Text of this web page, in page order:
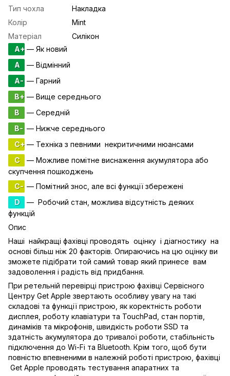
Тип чохла
Накладка
Колір
Mint
Матеріал
Силікон
A+— Як новий
A
— Відмінний
A- — Гарний
B+ — Вище середнього
B
— Середній
B- — Нижче середнього
C+— Техніка з певними некритичними нюансами
C
— Можливе помітне виснаження акумулятора або
скупчення пошкоджень
C- — Помітний знос, але всі функції збережені
D
— Робочий стан, можлива відсутність деяких
функцій
Опис
Наші найкращі фахівці проводять оцінку і діагностику на
основі більш ніж 20 факторів. Опираючись на цю оцінку ви
зможете підібрати той самий товар який принесе вам
задоволення і радість від придбання.
При ретельній перевірці пристрою фахівці Сервісного
Центру Get Apple звертають особливу увагу на такі
складові та функції пристрою, як коректність роботи
дисплея, роботу клавіатури та TouchPad, стан портів,
динаміків та мікрофонів, швидкість роботи SSD та
здатність акумулятора до тривалої роботи, стабільність
підключення до Wi-Fi та Bluetooth. Крім того, щоб бути
повністю впевненими в належній роботі пристрою, фахівці
Get Apple проводять тестування апаратних та